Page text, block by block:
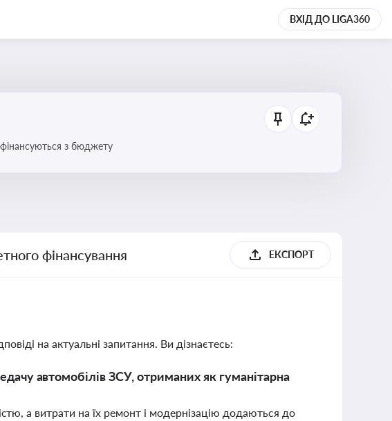
ВХІД ДО LIGA360
з бюджету
фінансування ЕКСПОРТ
на актуальні запитання. Ви дізнаєтесь:
автомобілів ЗСУ, отриманих як гуманітарна
а витрати на їх ремонт і модернізацію додаються до